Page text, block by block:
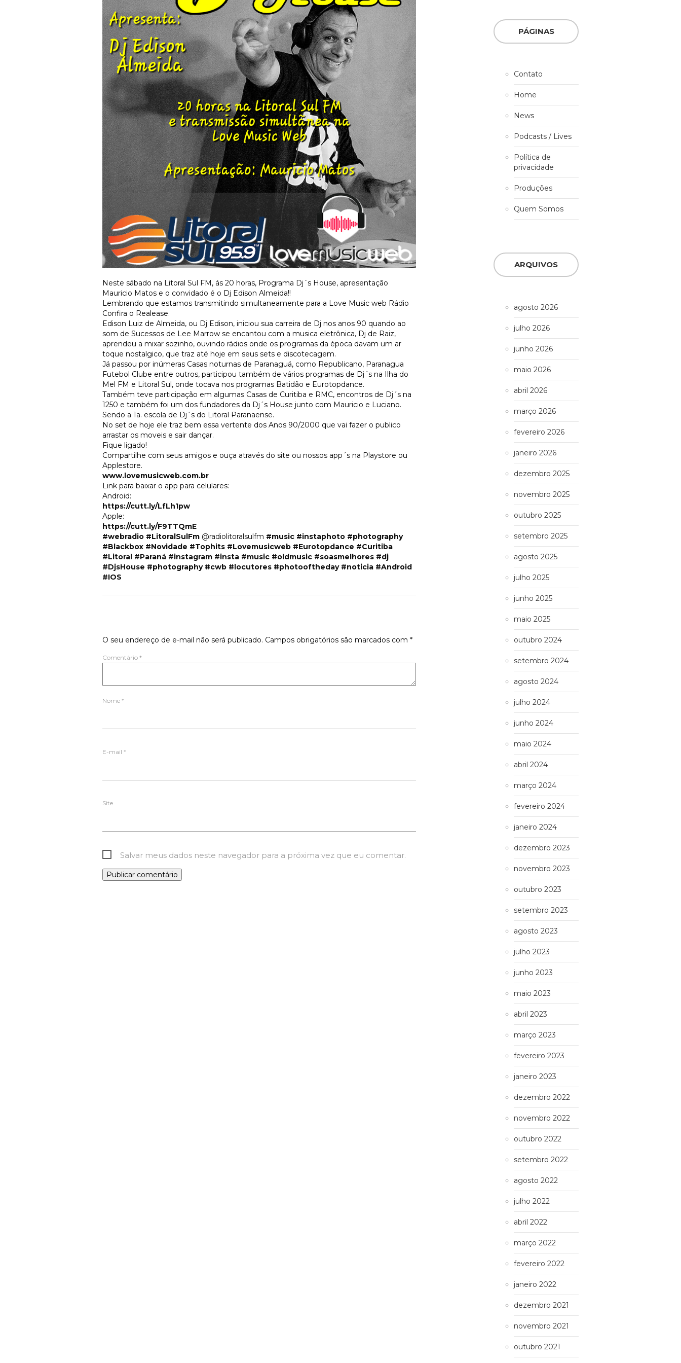
Neste sábado na Litoral Sul FM, ás 20 horas, Programa Dj´s House, apresentação
Mauricio Matos e o convidado é o Dj Edison Almeida!!
Lembrando que estamos transmitindo simultaneamente para a Love Music web Rádio
Confira o Realease.
Edison Luiz de Almeida, ou Dj Edison, iniciou sua carreira de Dj nos anos 90 quando ao
som de Sucessos de Lee Marrow se encantou com a musica eletrônica, Dj de Raiz,
aprendeu a mixar sozinho, ouvindo rádios onde os programas da época davam um ar
toque nostalgico, que traz até hoje em seus sets e discotecagem.
Já passou por inúmeras Casas noturnas de Paranaguá, como Republicano, Paranagua
Futebol Clube entre outros, participou também de vários programas de Dj´s na Ilha do
Mel FM e Litoral Sul, onde tocava nos programas Batidão e Eurotopdance.
Também teve participação em algumas Casas de Curitiba e RMC, encontros de Dj´s na
1250 e também foi um dos fundadores da Dj´s House junto com Mauricio e Luciano.
Sendo a 1a. escola de Dj´s do Litoral Paranaense.
No set de hoje ele traz bem essa vertente dos Anos 90/2000 que vai fazer o publico
arrastar os moveis e sair dançar.
Fique ligado!
Compartilhe com seus amigos e ouça através do site ou nossos app´s na Playstore ou
Applestore.
www.lovemusicweb.com.br
Link para baixar o app para celulares:
Android:
https://cutt.ly/LfLh1pw
Apple:
https://cutt.ly/F9TTQmE
#webradio #LitoralSulFm@radiolitoralsulfm #music #instaphoto #photography
#Blackbox #Novidade #Tophits #Lovemusicweb #Eurotopdance #Curitiba
#Litoral #Paraná #instagram #insta #music #oldmusic #soasmelhores #dj
#DjsHouse #photography #cwb #locutores #photooftheday #noticia #Android
#IOS
O seu endereço de e-mail não será publicado. Campos obrigatórios são marcados com *
Comentário *
Nome *
E-mail *
Site
Salvar meus dados neste navegador para a próxima vez que eu comentar.
PÁGINAS
Contato
Home
News
Podcasts / Lives
Política de
privacidade
Produções
Quem Somos
ARQUIVOS
agosto 2026
julho 2026
junho 2026
maio 2026
abril 2026
março 2026
fevereiro 2026
janeiro 2026
dezembro 2025
novembro 2025
outubro 2025
setembro 2025
agosto 2025
julho 2025
junho 2025
maio 2025
outubro 2024
setembro 2024
agosto 2024
julho 2024
junho 2024
maio 2024
abril 2024
março 2024
fevereiro 2024
janeiro 2024
dezembro 2023
novembro 2023
outubro 2023
setembro 2023
agosto 2023
julho 2023
junho 2023
maio 2023
abril 2023
março 2023
fevereiro 2023
janeiro 2023
dezembro 2022
novembro 2022
outubro 2022
setembro 2022
agosto 2022
julho 2022
abril 2022
março 2022
fevereiro 2022
janeiro 2022
dezembro 2021
novembro 2021
outubro 2021